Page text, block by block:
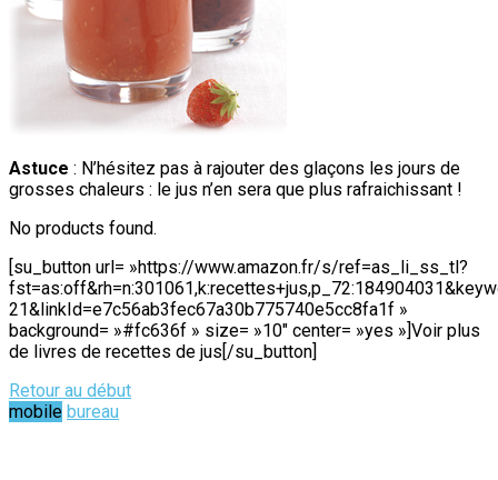
Astuce : N’hésitez pas à rajouter des glaçons les jours de
grosses chaleurs : le jus n’en sera que plus rafraichissant !
No products found.
[su_button url= »https://www.amazon.fr/s/ref=as_li_ss_tl?
21&linkId=e7c56ab3fec67a30b775740e5cc8fa1f »
background= »#fc636f » size= »10″ center= »yes »]Voir plus
de livres de recettes de jus[/su_button]
Retour au début
mobile bureau